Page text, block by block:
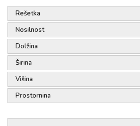
Rešetka
Nosilnost
Dolžina
Širina
Višina
Prostornina